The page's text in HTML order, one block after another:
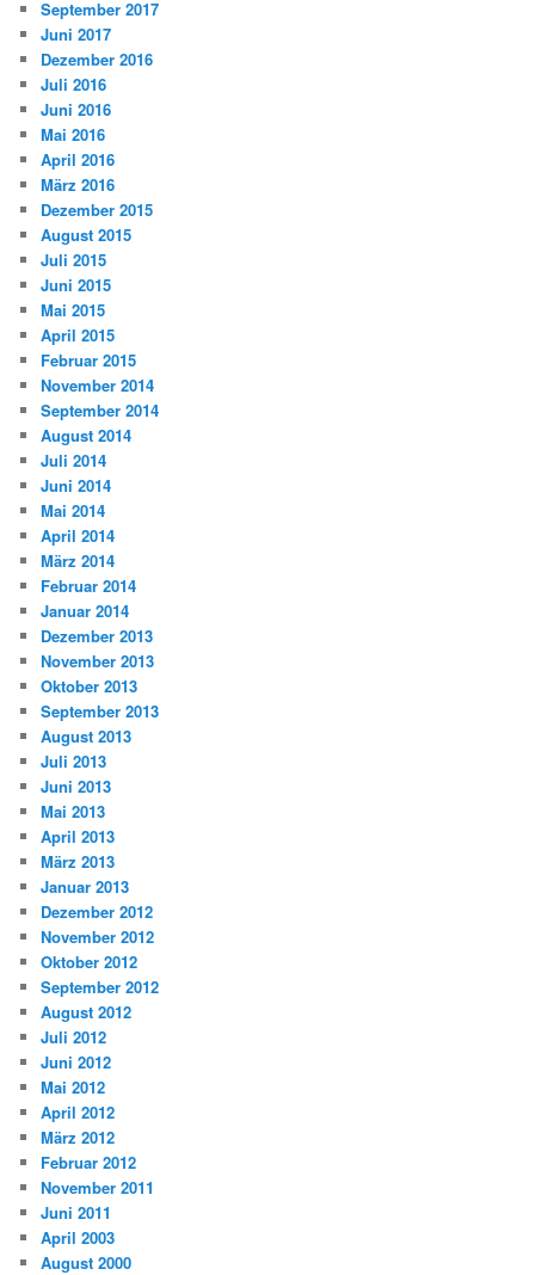
September 2017
Juni 2017
Dezember 2016
Juli 2016
Juni 2016
Mai 2016
April 2016
März 2016
Dezember 2015
August 2015
Juli 2015
Juni 2015
Mai 2015
April 2015
Februar 2015
November 2014
September 2014
August 2014
Juli 2014
Juni 2014
Mai 2014
April 2014
März 2014
Februar 2014
Januar 2014
Dezember 2013
November 2013
Oktober 2013
September 2013
August 2013
Juli 2013
Juni 2013
Mai 2013
April 2013
März 2013
Januar 2013
Dezember 2012
November 2012
Oktober 2012
September 2012
August 2012
Juli 2012
Juni 2012
Mai 2012
April 2012
März 2012
Februar 2012
November 2011
Juni 2011
April 2003
August 2000